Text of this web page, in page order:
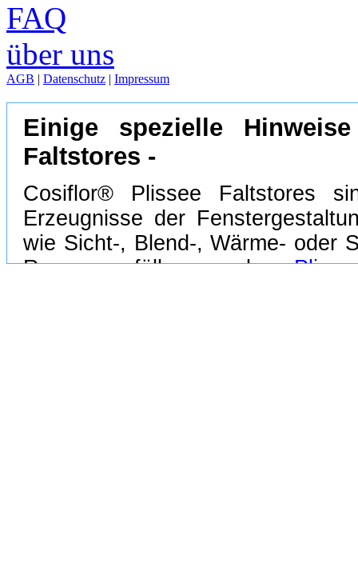
FAQ
über uns
AGB Datenschutz Impressum
Einige spezielle
Faltstores -
Cosiflor® Plissee Faltstores
Erzeugnisse der
wie Sicht-, Blend-, Wärme- oder
Raumes erfüllen, sondern